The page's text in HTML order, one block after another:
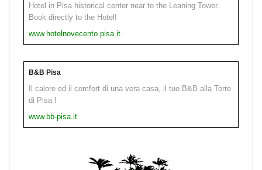
Hotel in Pisa historical center near to the Leaning Tower.
Book directly to the Hotel!
www.hotelnovecento.pisa.it
B&B Pisa
Il calore ed il comfort di una vera casa, il tuo B&B alla Torre
di Pisa !
www.bb-pisa.it